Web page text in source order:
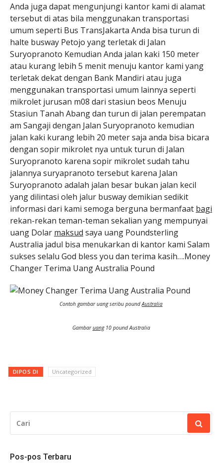
Anda juga dapat mengunjungi kantor kami di alamat
tersebut di atas bila menggunakan transportasi
umum seperti Bus TransJakarta Anda bisa turun di
halte busway Petojo yang terletak di Jalan
Suryopranoto Kemudian Anda jalan kaki 150 meter
atau kurang lebih 5 menit menuju kantor kami yang
terletak dekat dengan Bank Mandiri atau juga
menggunakan transportasi umum lainnya seperti
mikrolet jurusan m08 dari stasiun beos Menuju
Stasiun Tanah Abang dan turun di jalan perempatan
am Sangaji dengan Jalan Suryopranoto kemudian
jalan kaki kurang lebih 20 meter saja anda bisa bicara
dengan sopir mikrolet nya untuk turun di Jalan
Suryopranoto karena sopir mikrolet sudah tahu
jalannya suryapranoto tersebut karena Jalan
Suryopranoto adalah jalan besar bukan jalan kecil
yang dilintasi oleh jalur busway demikian sedikit
informasi dari kami semoga berguna bermanfaat bagi
rekan-rekan teman-teman sekalian yang mempunyai
uang Dolar maksud saya uang Poundsterling
Australia jadul bisa menukarkan di kantor kami Salam
sukses selalu God bless you dan terima kasih….Money
Changer Terima Uang Australia Pound
Contoh gambar uang seribu poundAustralia
Gambaruang10 pound Australia
DIPOS DI Uncategorized
UNTUK:
Pos-pos Terbaru